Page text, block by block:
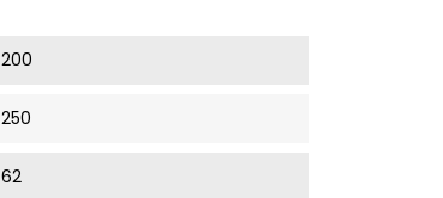
200
250
62